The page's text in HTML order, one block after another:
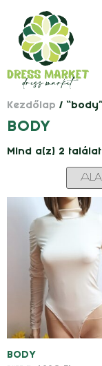
Kezdőlap /
BODY
Mind a(z) 2
BODY